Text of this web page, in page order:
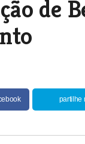
de
partilhe